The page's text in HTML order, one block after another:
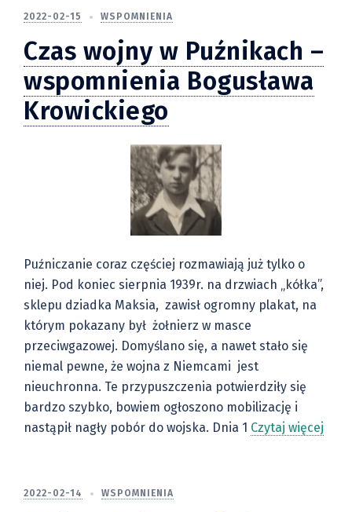
2022-02-15 WSPOMNIENIA
Czas wojny w Puźnikach –
wspomnienia Bogusława
Krowickiego
Puźniczanie coraz częściej rozmawiają już tylko o
niej. Pod koniec sierpnia 1939r. na drzwiach „kółka”,
sklepu dziadka Maksia, zawisł ogromny plakat, na
którym pokazany był żołnierz w masce
przeciwgazowej. Domyślano się, a nawet stało się
niemal pewne, że wojna z Niemcami jest
nieuchronna. Te przypuszczenia potwierdziły się
bardzo szybko, bowiem ogłoszono mobilizację i
nastąpił nagły pobór do wojska. Dnia 1 Czytaj więcej
2022-02-14 WSPOMNIENIA